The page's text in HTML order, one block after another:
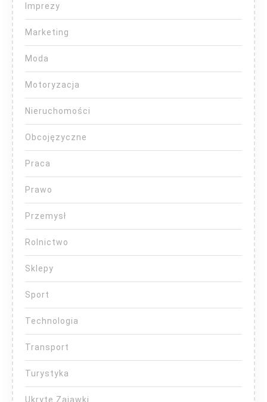
Imprezy
Marketing
Moda
Motoryzacja
Nieruchomości
Obcojęzyczne
Praca
Prawo
Przemysł
Rolnictwo
Sklepy
Sport
Technologia
Transport
Turystyka
Ukryte Zajawki